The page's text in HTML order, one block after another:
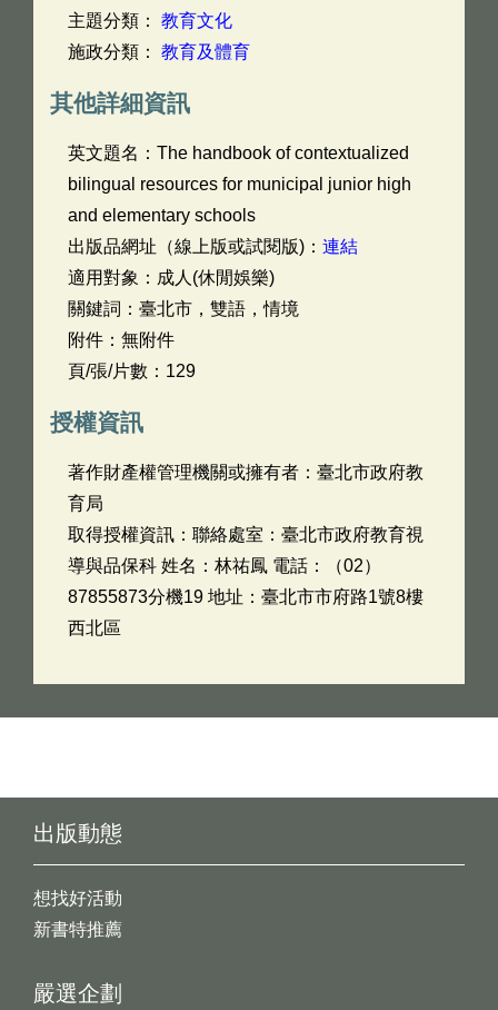
主題分類： 教育文化
施政分類： 教育及體育
其他詳細資訊
英文題名： The handbook of contextualized
bilingual resources for municipal junior high
and elementary schools
出版品網址（線上版或試閱版)： 連結
適用對象：成人(休閒娛樂)
關鍵詞：臺北市，雙語，情境
附件：無附件
頁/張/片數：129
授權資訊
著作財產權管理機關或擁有者：臺北市政府教
育局
取得授權資訊：聯絡處室：臺北市政府教育視
導與品保科 姓名：林祐鳳 電話：（02）
87855873分機19 地址：臺北市市府路1號8樓
西北區
出版動態
想找好活動
新書特推薦
嚴選企劃